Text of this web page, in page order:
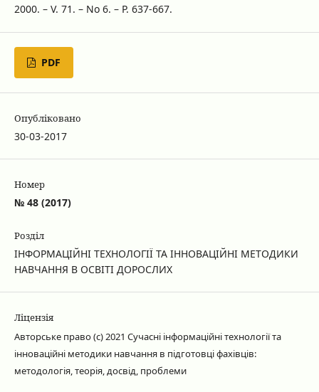
2000. – V. 71. – No 6. – Р. 637-667.
PDF
Опубліковано
30-03-2017
Номер
№ 48 (2017)
Розділ
ІНФОРМАЦІЙНІ ТЕХНОЛОГІЇ ТА ІННОВАЦІЙНІ МЕТОДИКИ
НАВЧАННЯ В ОСВІТІ ДОРОСЛИХ
Ліцензія
Авторське право (c) 2021 Сучасні інформаційні технології та
інноваційні методики навчання в підготовці фахівців:
методологія, теорія, досвід, проблеми